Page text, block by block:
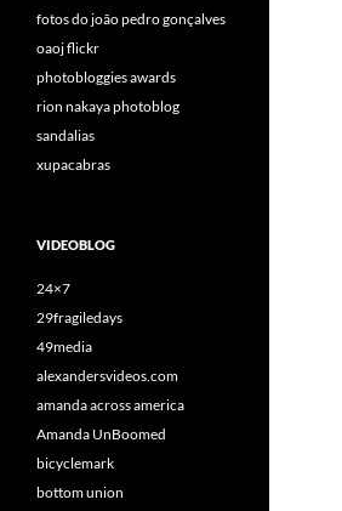
fotos do joão pedro gonçalves
oaoj flickr
photobloggies awards
rion nakaya photoblog
sandalias
xupacabras
VIDEOBLOG
24×7
29fragiledays
49media
alexandersvideos.com
amanda across america
Amanda UnBoomed
bicyclemark
bottom union